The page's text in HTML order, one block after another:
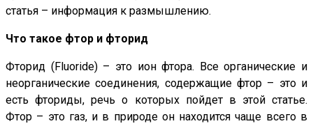
статья – информация к размышлению.
Что такое фтор и фторид
Фторид (Fluoride) – это ион фтора. Все органические и
неорганические соединения, содержащие фтор – это и
есть фториды, речь о которых пойдет в этой статье.
Фтор – это газ, и в природе он находится чаще всего в